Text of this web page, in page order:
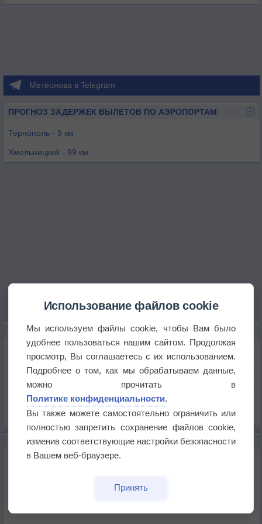
Метеонова в Telegram
ПРОГНОЗ ЗАДЕРЖЕК ВЫЛЕТОВ ПО АЭРОПОРТАМ
Тернополь - 9 км
Хмельницкий - 99 км
КАРТЫ ПОГОДЫ В ТЕРНОПОЛЕ
Температура
Давление
Осадки
Облачность
Список всех карт
НОВОЕ О ПОГОДЕ
Июль в России стал самым тёплым за всю
В Центральной России наступают самые жаркие
Использование файлов cookie
Мы используем файлы cookie, чтобы Вам было
удобнее пользоваться нашим сайтом. Продолжая
просмотр, Вы соглашаетесь с их использованием.
Подробнее о том, как мы обрабатываем данные,
можно прочитать в
Политике конфиденциальности.
Вы также можете самостоятельно ограничить или
полностью запретить сохранение файлов cookie,
изменив соответствующие настройки безопасности
в Вашем веб-браузере.
Принять